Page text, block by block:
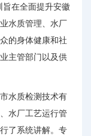
旨在全面提升安徽
水质管理、水厂
的身体健康和社
主管部门以及供
水质检测技术有
水厂工艺运行管
了系统讲解。专